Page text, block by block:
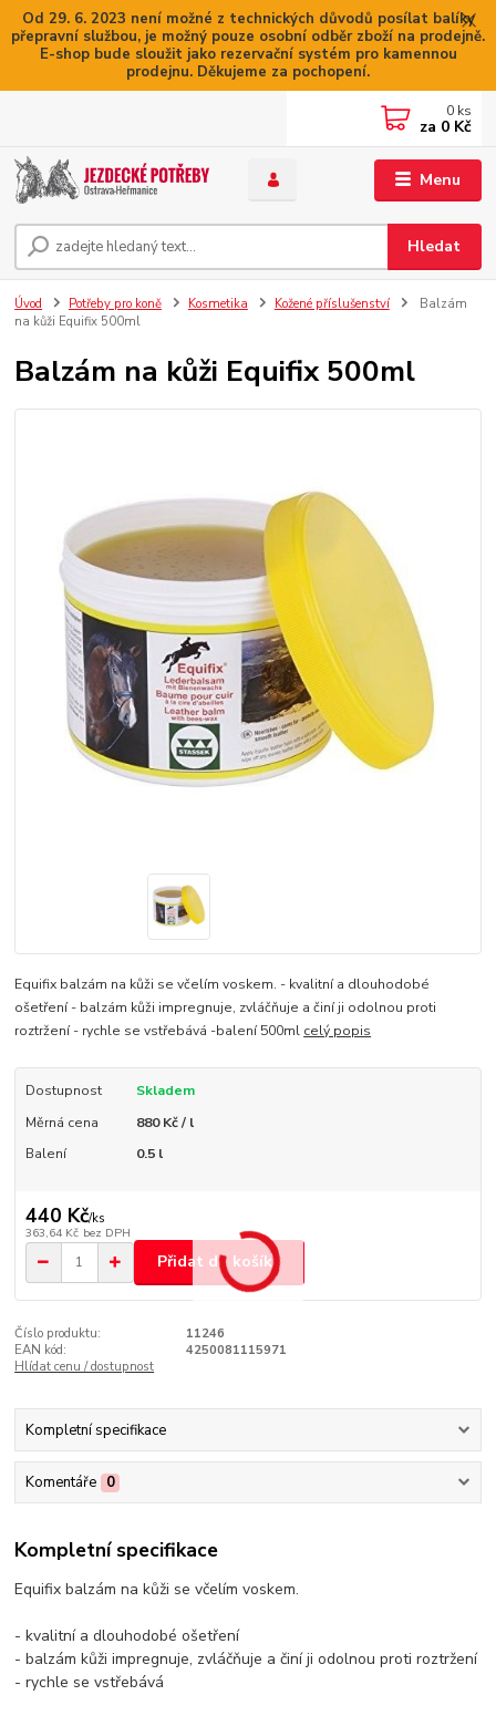
Od 29. 6. 2023 není možné z technických důvodů posílat balíky
přepravní službou, je možný pouze osobní odběr zboží na prodejně.
E-shop bude sloužit jako rezervační systém pro kamennou
prodejnu. Děkujeme za pochopení.
Menu
Hledat
0 ks
za 0 Kč
Úvod Potřeby pro koně Kosmetika Kožené příslušenství
Balzám
na kůži Equifix 500ml
Balzám na kůži Equifix 500ml
Equifix balzám na kůži se včelím voskem. - kvalitní a dlouhodobé
ošetření - balzám kůži impregnuje, zvláčňuje a činí ji odolnou proti
roztržení - rychle se vstřebává -balení 500ml celý popis
Dostupnost
Skladem
Měrná cena
880 Kč / l
Balení
0.5 l
440 Kč/ks
363,64 Kč bez DPH
Přidat do košíku
Číslo produktu:
11246
EAN kód:
4250081115971
Hlídat cenu / dostupnost
Kompletní specifikace
Komentáře 0
Kompletní specifikace
Equifix balzám na kůži se včelím voskem.
- kvalitní a dlouhodobé ošetření
- balzám kůži impregnuje, zvláčňuje a činí ji odolnou proti roztržení
- rychle se vstřebává